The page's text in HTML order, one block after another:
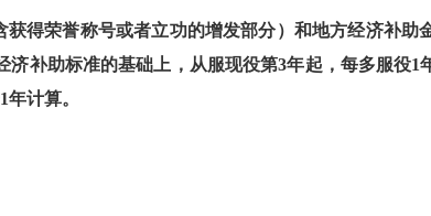
得荣誉称号或者立功的增发部分）和地方经济补
济补助标准的基础上，从服现役第3年起，每多服役1
1年计算。